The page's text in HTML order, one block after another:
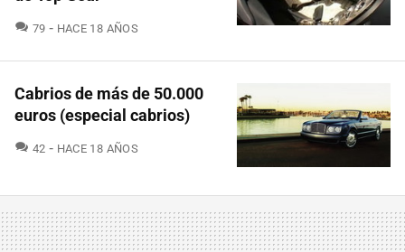
79 COMENTARIOS
HACE 18 AÑOS
Cabrios de más de 50.000
euros (especial cabrios)
42 COMENTARIOS
HACE 18 AÑOS